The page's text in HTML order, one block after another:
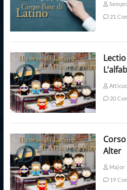
21
Atticus
20
Alter
Major
19